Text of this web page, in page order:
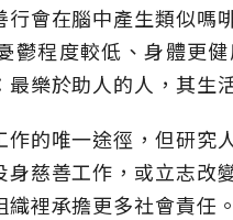
會在腦中產生類似嗎
鬱程度較低、身體更
樂於助人的人，其生
的唯一途徑，但研究
慈善工作，或立志改
裡承擔更多社會責任。